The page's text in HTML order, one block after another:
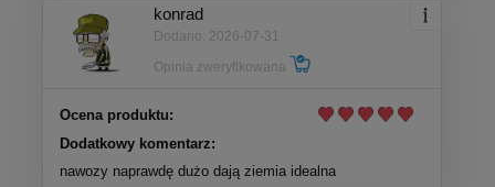
konrad
Dodano: 2026-07-31
Opinia zweryfikowana
Ocena produktu:
Dodatkowy komentarz:
nawozy naprawdę dużo dają ziemia idealna